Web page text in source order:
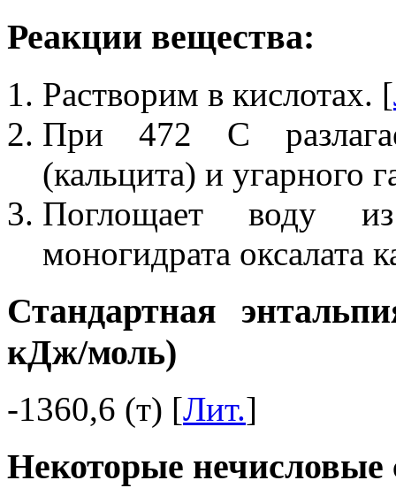
Реакции вещества:
Растворим в кислотах. [
При 472 С
(кальцита) и угарного
Поглощает воду
моногидрата оксалата
Стандартная
кДж/моль)
-1360,6 (т) [Лит.]
Некоторые нечисловые